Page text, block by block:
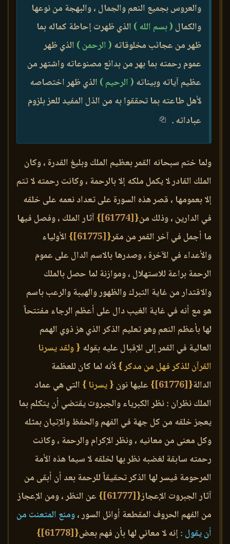
والعروس بجميع النعم والجمال ، والبهجة من نوعها
والكمال ( بسم الله ) الذي ظهرت إحاطة كماله بما
ظهر من عجائب مخلوقاته ( الرحمن ) الذي ظهر
عموم رحمته بما بهر من بدائع مصنوعاته واشتهر من
عظيم آياته وبيناته ( الرحيم ) الذي ظهر اختصاصه
لأهل طاعته بما تحققوا به من الذل المفيد للعز بلزوم
عباداته .
ولما ختم سبحانه القمر بعظيم الملك وبليغ القدرة ، وكان
الملك القادر لا يكمل ملكه إلا بالرحمة ، وكانت رحمته لا تتم
إلا بعمومها ، قصر هذه السورة على تعداد نعمه على خلقه
في الدارين ، وذلك من{
[61774]
}آثار الملك ، وفصل فيها
ما أجمل في آخر القمر من مقر{
[61775]
} الأولياء
والأعداء في الآخرة ، وصدرها بالاسم الدال على عموم
الرحمة براعة للاستهلال ، وموازنة لما حصل بالملك
والاقتدار من غاية التبرك والظهور والهيبة والرعب باسم
هو مع أنه في غاية الغيب دال على أعظم الرجاء مفتتحاً
لها بأعظم النعم وهو تعليم الذكر الذي هز ذوي الهمم
العالية في القمر إلى الإقبال عليه بقوله { ولقد يسرنا
القرآن للذكر فهل من مدكر }لأنه لما كان للعظمة
الدالة{
[61776]
} عليها نون { يسرنا } التي هي عماد
الملك نظران : نظر الكبرياء والجبروت يقتضي أن يتكلم بما
يعجز خلقه من كل جهة في الفهم والحفظ والإتيان بمثله
وكل معنى من معانيه ، ونظر الإكرام والرحمة ، وكانت
رحمته سابقة لغضبه نظر بها لخلقه لا سيما هذه الأمة
المرحومة فيسر لها الذكر تحقيقاً للرحمة بعد أن أبقى من
آثار الجبروت الإعجاز{
[61777]
} عن النظر ، ومن الإعجاز
من الفهم الحروف المقطعة أوائل السور ،ومنع المتعنت من
أن يقول :إنه لا معاني لها بأن فهم بعض{
[61778]
}